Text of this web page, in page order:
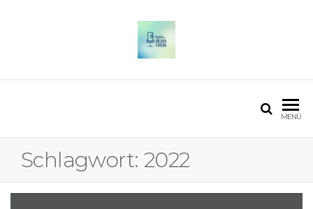
MENÜ
Schlagwort: 2022